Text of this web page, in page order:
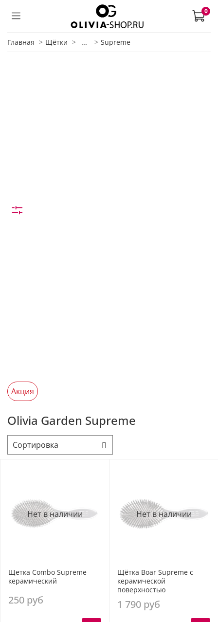
0
Главная Щётки ... Supreme
Акция
Olivia Garden Supreme
Нет в наличии
Щетка Combo Supreme
керамический
250 руб
Нет в наличии
Щётка Boar Supreme с
керамической
поверхностью
1 790 руб